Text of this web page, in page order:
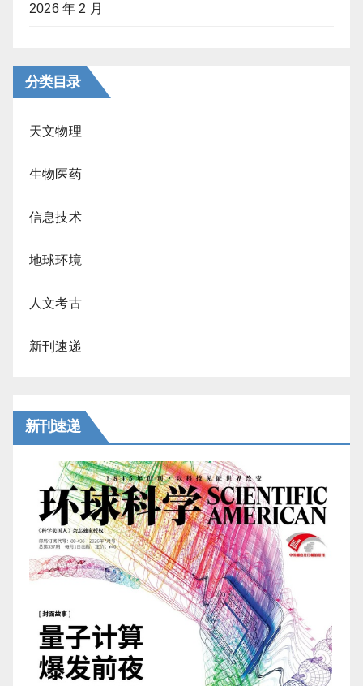
2026 年 2 月
分类目录
天文物理
生物医药
信息技术
地球环境
人文考古
新刊速递
新刊速递